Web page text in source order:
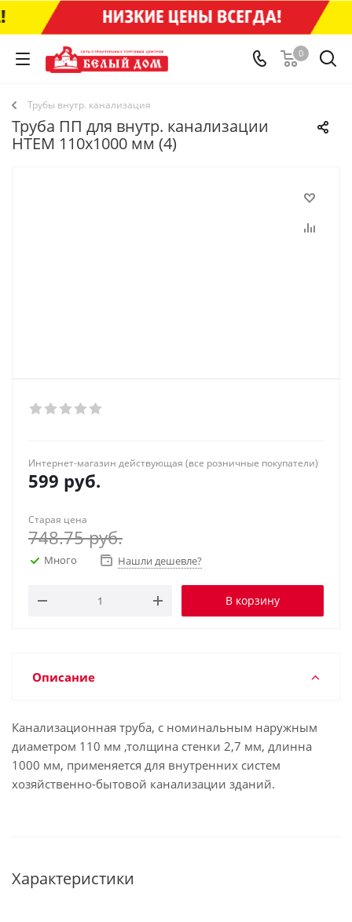
0
Трубы внутр. канализация
Труба ПП для внутр. канализации
HTEM 110х1000 мм (4)
Интернет-магазин действующая (все розничные покупатели)
599 руб.
Старая цена
748.75руб.
Много Нашли дешевле?
В корзину
Описание
Канализационная труба, с номинальным наружным
диаметром 110 мм ,толщина стенки 2,7 мм, длинна
1000 мм, применяется для внутренних систем
хозяйственно-бытовой канализации зданий.
Характеристики